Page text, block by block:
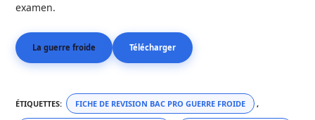
examen.
La guerre froide Télécharger
ÉTIQUETTES: FICHE DE REVISION BAC PRO GUERRE FROIDE ,